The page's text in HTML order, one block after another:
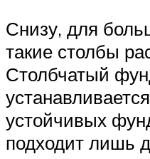
Снизу, для
такие столбы
Столбчатый
устойчивых
подходит лишь